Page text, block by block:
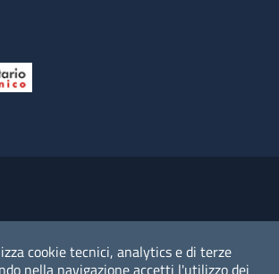
cookie tecnici, analytics e di terze
nella navigazione accetti l'utilizzo dei
del dato personale